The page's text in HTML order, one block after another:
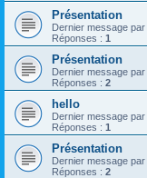
Présentation
Dernier message par
Réponses : 1
Présentation
Dernier message par
Réponses : 2
hello
Dernier message par
Réponses : 1
Présentation
Dernier message par
Réponses : 2